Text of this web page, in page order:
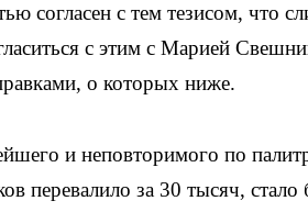
согласен с тем тезисом, что
с этим с Марией
о которых ниже.
и неповторимого по
перевалило за 30 тысяч, стало